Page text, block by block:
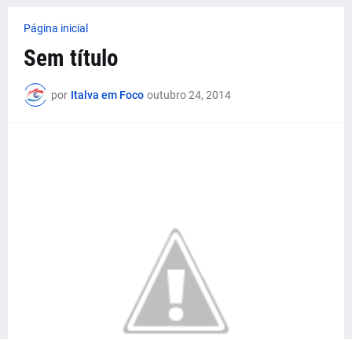
Página inicial
Sem título
por Italva em Foco outubro 24, 2014